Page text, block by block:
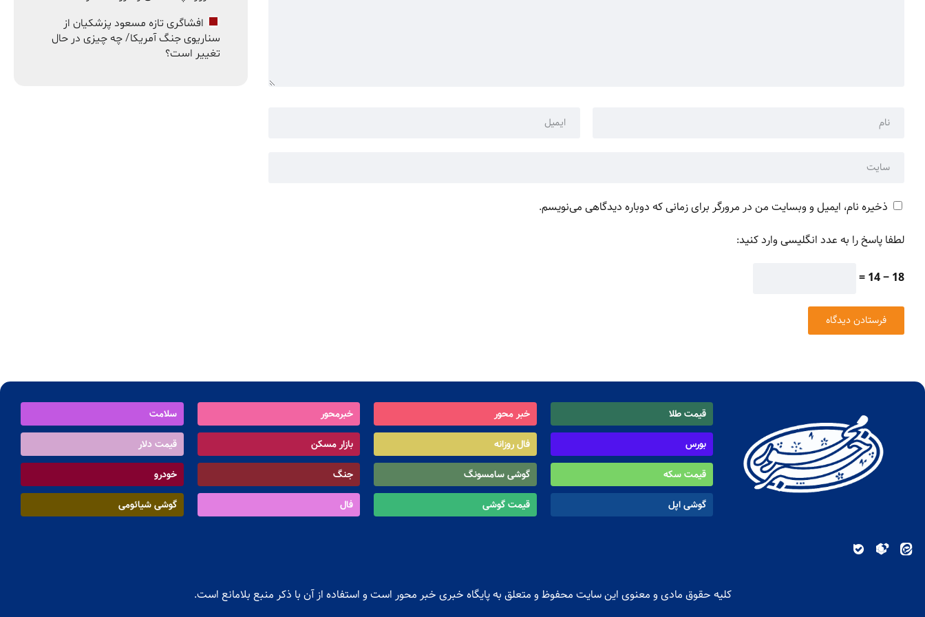
ذخیره نام، ایمیل و وبسایت من در مرورگر برای زمانی که دوباره دیدگاهی می‌نویسم.
لطفا پاسخ را به عدد انگلیسی وارد کنید:
18 − 14 =
افشاگری تازه مسعود پزشکیان از
سناریوی جنگ آمریکا/ چه چیزی در حال
تغییر است؟
قیمت طلا خبر محور خبرمحور
سلامت
بورس
فال روزانه بازار مسکن
قیمت دلار
قیمت سکه
گوشی سامسونگ جنگ
خودرو
گوشی اپل
قیمت گوشی فال گوشی شیائومی
کلیه حقوق مادی و معنوی این سایت محفوظ و متعلق به پایگاه خبری خبر محور است و استفاده از آن با ذکر منبع بلامانع است.